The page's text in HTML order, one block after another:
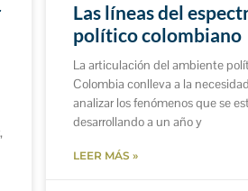
Las líneas del
político colombiano
La articulación del ambiente
Colombia conlleva a la
analizar los fenómenos que se
desarrollando a un año y
LEER MÁS »